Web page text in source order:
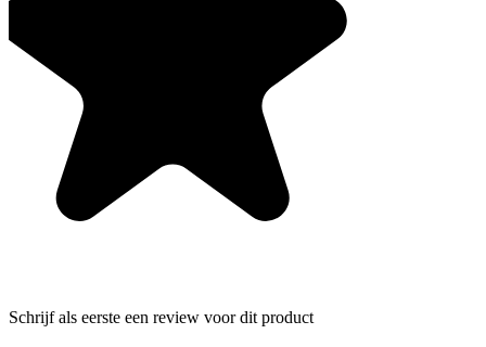
Schrijf als eerste een review voor dit product